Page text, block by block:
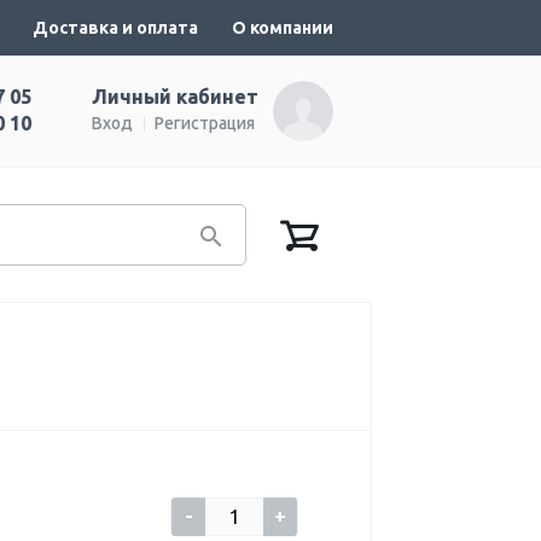
Доставка и оплата О компании
Личный кабинет
Вход Регистрация
05
10
- +